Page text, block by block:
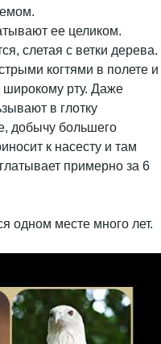
ее целиком.
слетая с ветки дерева.
когтями в полете и
широкому рту. Даже
в глотку
добычу большего
к насесту и там
примерно за 6